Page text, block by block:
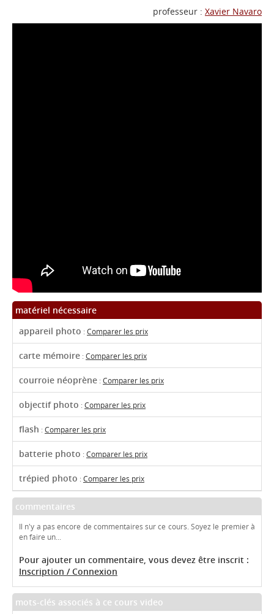
professeur : Xavier Navaro
matériel nécessaire
appareil photo :Comparer les prix
carte mémoire :Comparer les prix
courroie néoprène :Comparer les prix
objectif photo :Comparer les prix
flash :Comparer les prix
batterie photo :Comparer les prix
trépied photo :Comparer les prix
commentaires
Il n'y a pas encore de commentaires sur ce cours. Soyez le premier à
en faire un...
Pour ajouter un commentaire, vous devez être inscrit :
Inscription / Connexion
mots-clés associés à ce cours video